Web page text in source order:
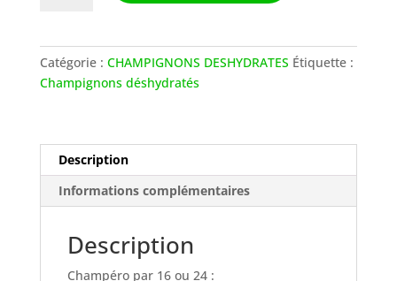
Catégorie : CHAMPIGNONS DESHYDRATES Étiquette :
Champignons déshydratés
Description
Informations complémentaires
Description
Champéro par 16 ou 24 :